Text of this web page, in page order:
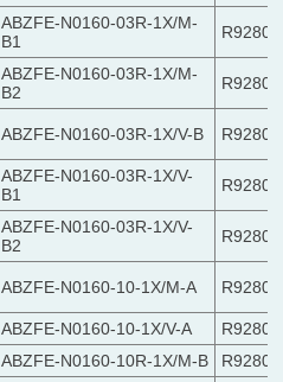
ABZFE-N0160-03R-1X/M-
B1
ABZFE-N0160-03R-1X/M-
B2
ABZFE-N0160-03R-1X/V-B
ABZFE-N0160-03R-1X/V-
B1
ABZFE-N0160-03R-1X/V-
B2
ABZFE-N0160-10-1X/M-A
ABZFE-N0160-10-1X/V-A
ABZFE-N0160-10R-1X/M-B